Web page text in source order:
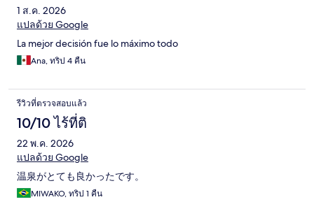
1 ส.ค. 2026
แปลด้วย Google
La mejor decisión fue lo máximo todo
Ana, ทริป 4 คืน
รีวิวที่ตรวจสอบแล้ว
10/10 ไร้ที่ติ
22 พ.ค. 2026
แปลด้วย Google
温泉がとても良かったです。
MIWAKO, ทริป 1 คืน